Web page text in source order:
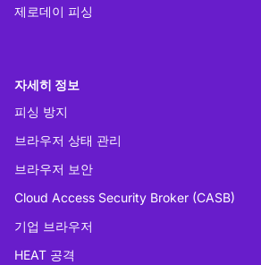
제로데이 피싱
자세히 정보
피싱 방지
브라우저 상태 관리
브라우저 보안
Cloud Access Security Broker (CASB)
기업 브라우저
HEAT 공격